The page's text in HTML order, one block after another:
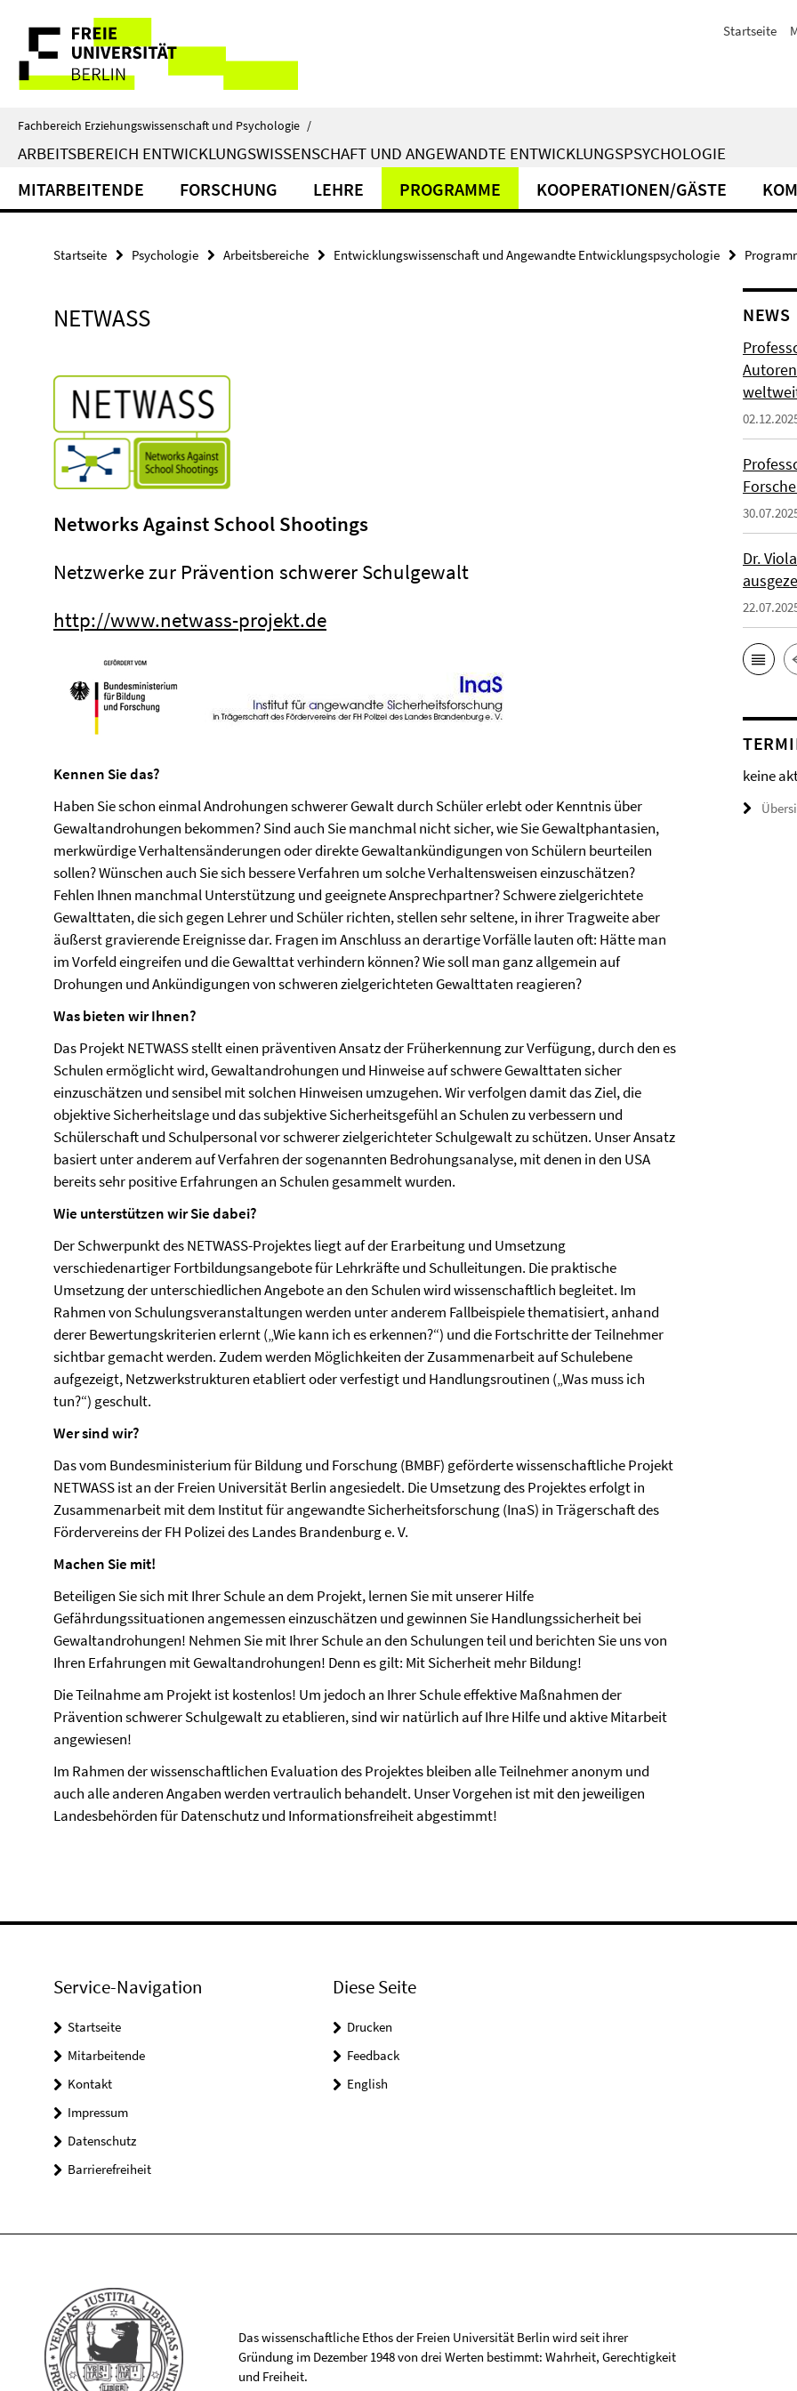
direkt
Inhalt
Service-
Navigation
Startseite
Fachbereich Erziehungswissenschaft und Psychologie /
ARBEITSBEREICH ENTWICKLUNGSWISSENSCHAFT UND ANGEWANDTE ENTWICKLUNGSPSYCHOLOGIE
MITARBEITENDE FORSCHUNG LEHRE PROGRAMME KOOPERATIONEN/GÄSTE
Startseite Psychologie Arbeitsbereiche Entwicklungswissenschaft und Angewandte Entwicklungspsychologie
NETWASS
Networks Against School Shootings
Netzwerke zur Prävention schwerer Schulgewalt
http://www.netwass-projekt.de
Kennen Sie das?
Haben Sie schon einmal Androhungen schwerer Gewalt durch Schüler erlebt oder Kenntnis über
Gewaltandrohungen bekommen? Sind auch Sie manchmal nicht sicher, wie Sie Gewaltphantasien,
merkwürdige Verhaltensänderungen oder direkte Gewaltankündigungen von Schülern beurteilen
sollen? Wünschen auch Sie sich bessere Verfahren um solche Verhaltensweisen einzuschätzen?
Fehlen Ihnen manchmal Unterstützung und geeignete Ansprechpartner? Schwere zielgerichtete
Gewalttaten, die sich gegen Lehrer und Schüler richten, stellen sehr seltene, in ihrer Tragweite aber
äußerst gravierende Ereignisse dar. Fragen im Anschluss an derartige Vorfälle lauten oft: Hätte man
im Vorfeld eingreifen und die Gewalttat verhindern können? Wie soll man ganz allgemein auf
Drohungen und Ankündigungen von schweren zielgerichteten Gewalttaten reagieren?
Was bieten wir Ihnen?
Das Projekt NETWASS stellt einen präventiven Ansatz der Früherkennung zur Verfügung, durch den es
Schulen ermöglicht wird, Gewaltandrohungen und Hinweise auf schwere Gewalttaten sicher
einzuschätzen und sensibel mit solchen Hinweisen umzugehen. Wir verfolgen damit das Ziel, die
objektive Sicherheitslage und das subjektive Sicherheitsgefühl an Schulen zu verbessern und
Schülerschaft und Schulpersonal vor schwerer zielgerichteter Schulgewalt zu schützen. Unser Ansatz
basiert unter anderem auf Verfahren der sogenannten Bedrohungsanalyse, mit denen in den USA
bereits sehr positive Erfahrungen an Schulen gesammelt wurden.
Wie unterstützen wir Sie dabei?
Der Schwerpunkt des NETWASS-Projektes liegt auf der Erarbeitung und Umsetzung
verschiedenartiger Fortbildungsangebote für Lehrkräfte und Schulleitungen. Die praktische
Umsetzung der unterschiedlichen Angebote an den Schulen wird wissenschaftlich begleitet. Im
Rahmen von Schulungsveranstaltungen werden unter anderem Fallbeispiele thematisiert, anhand
derer Bewertungskriterien erlernt („Wie kann ich es erkennen?“) und die Fortschritte der Teilnehmer
sichtbar gemacht werden. Zudem werden Möglichkeiten der Zusammenarbeit auf Schulebene
aufgezeigt, Netzwerkstrukturen etabliert oder verfestigt und Handlungsroutinen („Was muss ich
tun?“) geschult.
Wer sind wir?
Das vom Bundesministerium für Bildung und Forschung (BMBF) geförderte wissenschaftliche Projekt
NETWASS ist an der Freien Universität Berlin angesiedelt. Die Umsetzung des Projektes erfolgt in
Zusammenarbeit mit dem Institut für angewandte Sicherheitsforschung (InaS) in Trägerschaft des
Fördervereins der FH Polizei des Landes Brandenburg e. V.
Machen Sie mit!
Beteiligen Sie sich mit Ihrer Schule an dem Projekt, lernen Sie mit unserer Hilfe
Gefährdungssituationen angemessen einzuschätzen und gewinnen Sie Handlungssicherheit bei
Gewaltandrohungen! Nehmen Sie mit Ihrer Schule an den Schulungen teil und berichten Sie uns von
Ihren Erfahrungen mit Gewaltandrohungen! Denn es gilt: Mit Sicherheit mehr Bildung!
Die Teilnahme am Projekt ist kostenlos! Um jedoch an Ihrer Schule effektive Maßnahmen der
Prävention schwerer Schulgewalt zu etablieren, sind wir natürlich auf Ihre Hilfe und aktive Mitarbeit
angewiesen!
Im Rahmen der wissenschaftlichen Evaluation des Projektes bleiben alle Teilnehmer anonym und
auch alle anderen Angaben werden vertraulich behandelt. Unser Vorgehen ist mit den jeweiligen
Landesbehörden für Datenschutz und Informationsfreiheit abgestimmt!
NEWS
Dr.
keine
Service-Navigation
Startseite
Mitarbeitende
Kontakt
Impressum
Datenschutz
Barrierefreiheit
Diese Seite
Drucken
Feedback
English
Das wissenschaftliche Ethos der Freien Universität Berlin wird seit ihrer
Gründung im Dezember 1948 von drei Werten bestimmt: Wahrheit, Gerechtigkeit
und Freiheit.